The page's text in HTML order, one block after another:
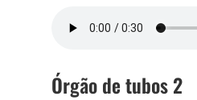
Órgão de tubos 2